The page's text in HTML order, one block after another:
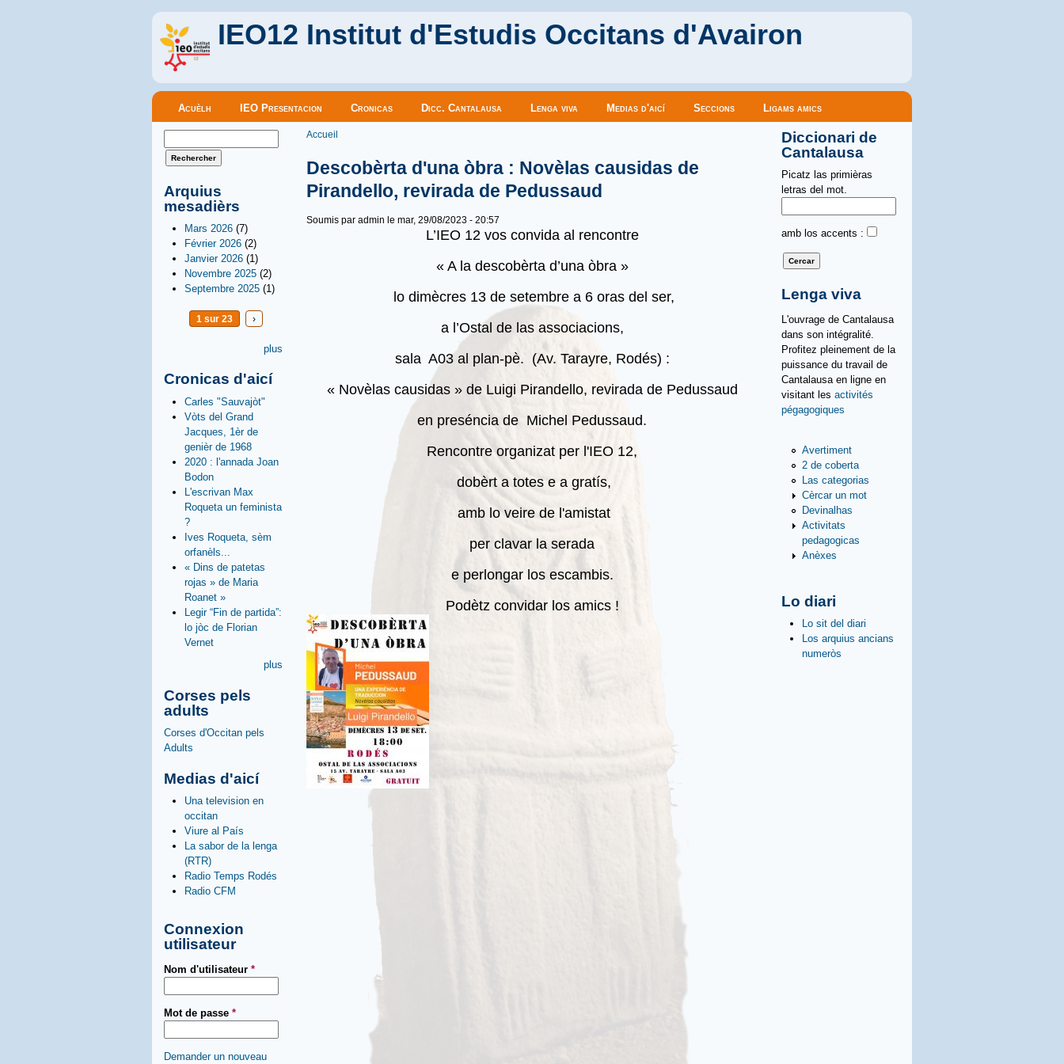
IEO12 Institut d'Estudis Occitans d'Avairon
Menu principal
Acuèlh IEO Presentacion Cronicas Dicc. Cantalausa Lenga viva Medias d'aicí Seccions Ligams amics
Formulaire de recherche
Arquius
mesadièrs
Mars 2026 (7)
Février 2026 (2)
Janvier 2026 (1)
Novembre 2025 (2)
Septembre 2025 (1)
1 sur 23 ›
plus
Cronicas d'aicí
Carles "Sauvajòt"
Vòts del Grand
Jacques, 1èr de
genièr de 1968
2020 : l'annada Joan
Bodon
L'escrivan Max
Roqueta un feminista
?
Ives Roqueta, sèm
orfanèls...
« Dins de patetas
rojas » de Maria
Roanet »
Legir “Fin de partida”:
lo jòc de Florian
Vernet
plus
Corses pels
adults
Corses d'Occitan pels
Adults
Medias d'aicí
Una television en
occitan
Viure al País
La sabor de la lenga
(RTR)
Radio Temps Rodés
Radio CFM
Connexion
utilisateur
Nom d'utilisateur *
Mot de passe *
Demander un nouveau
Vous êtes ici
Accueil
Descobèrta d'una òbra : Novèlas causidas de
Pirandello, revirada de Pedussaud
Soumis par admin le mar, 29/08/2023 - 20:57
L’IEO 12 vos convida al rencontre
« A la descobèrta d’una òbra »
lo dimècres 13 de setembre a 6 oras del ser,
a l’Ostal de las associacions,
sala A03 al plan-pè. (Av. Tarayre, Rodés) :
« Novèlas causidas » de Luigi Pirandello, revirada de Pedussaud
en preséncia de Michel Pedussaud.
Rencontre organizat per l'IEO 12,
dobèrt a totes e a gratís,
amb lo veire de l'amistat
per clavar la serada
e perlongar los escambis.
Podètz convidar los amics !
Diccionari de
Cantalausa
Picatz las primièras
letras del mot.
amb los accents :
Lenga viva
L'ouvrage de Cantalausa
dans son intégralité.
Profitez pleinement de la
puissance du travail de
Cantalausa en ligne en
visitant les activités
pégagogiques
Avertiment
2 de coberta
Las categorias
Cèrcar un mot
Devinalhas
Activitats
pedagogicas
Anèxes
Lo diari
Lo sit del diari
Los arquius ancians
numeròs